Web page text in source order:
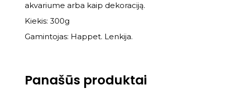
akvariume arba kaip dekoraciją.
Kiekis: 300g
Gamintojas: Happet. Lenkija.
Panašūs produktai